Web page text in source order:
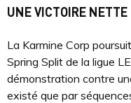
UNE VICTOIRE
La Karmine Corp
Spring Split de la ligue
démonstration contre
existé que par